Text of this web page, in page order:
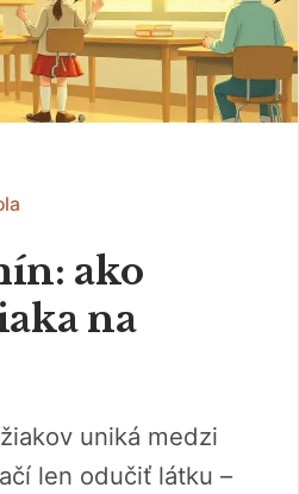
ako
na
uniká medzi
len odučiť látku –